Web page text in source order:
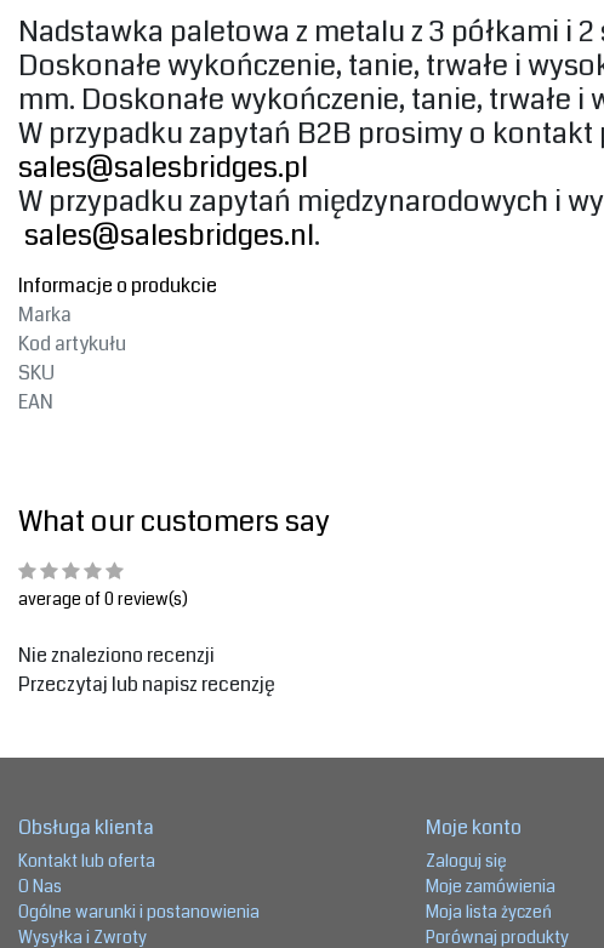
Nadstawka paletowa z metalu z 3 półkami i
Doskonałe wykończenie, tanie, trwałe i
mm. Doskonałe wykończenie, tanie, trwałe i
‎W przypadku zapytań B2B prosimy o kontakt
sales@salesbridges.pl
‎W przypadku zapytań międzynarodowych i
sales@salesbridges.nl‎.‎
Informacje o produkcie
Marka
Kod artykułu
SKU
EAN
What our customers say
average of 0 review(s)
Nie znaleziono recenzji
Przeczytaj lub napisz recenzję
Obsługa klienta
Kontakt lub oferta
O Nas
Ogólne warunki i postanowienia
Wysyłka i Zwroty
Moje konto
Zaloguj się
Moje zamówienia
Moja lista życzeń
Porównaj produkty